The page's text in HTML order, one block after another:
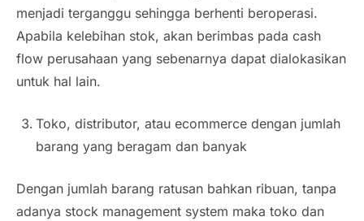
menjadi terganggu sehingga berhenti beroperasi.
Apabila kelebihan stok, akan berimbas pada cash
flow perusahaan yang sebenarnya dapat dialokasikan
untuk hal lain.
Toko, distributor, atau ecommerce dengan jumlah
barang yang beragam dan banyak
Dengan jumlah barang ratusan bahkan ribuan, tanpa
adanya stock management system maka toko dan